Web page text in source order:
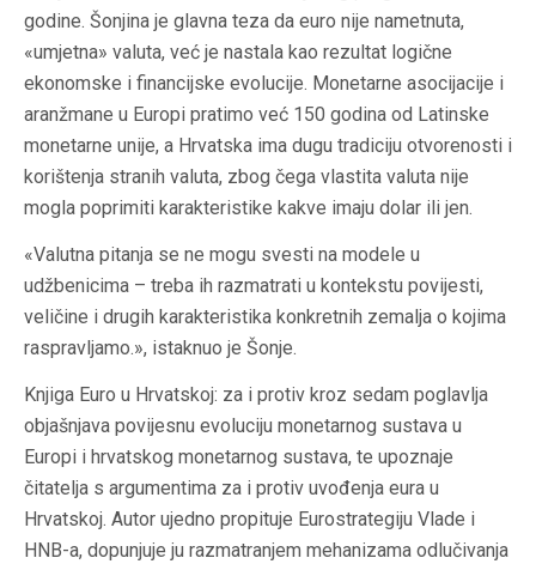
godine. Šonjina je glavna teza da euro nije nametnuta,
«umjetna» valuta, već je nastala kao rezultat logične
ekonomske i financijske evolucije. Monetarne asocijacije i
aranžmane u Europi pratimo već 150 godina od Latinske
monetarne unije, a Hrvatska ima dugu tradiciju otvorenosti i
korištenja stranih valuta, zbog čega vlastita valuta nije
mogla poprimiti karakteristike kakve imaju dolar ili jen.
«Valutna pitanja se ne mogu svesti na modele u
udžbenicima – treba ih razmatrati u kontekstu povijesti,
veličine i drugih karakteristika konkretnih zemalja o kojima
raspravljamo.», istaknuo je Šonje.
Knjiga Euro u Hrvatskoj: za i protiv kroz sedam poglavlja
objašnjava povijesnu evoluciju monetarnog sustava u
Europi i hrvatskog monetarnog sustava, te upoznaje
čitatelja s argumentima za i protiv uvođenja eura u
Hrvatskoj. Autor ujedno propituje Eurostrategiju Vlade i
HNB-a, dopunjuje ju razmatranjem mehanizama odlučivanja